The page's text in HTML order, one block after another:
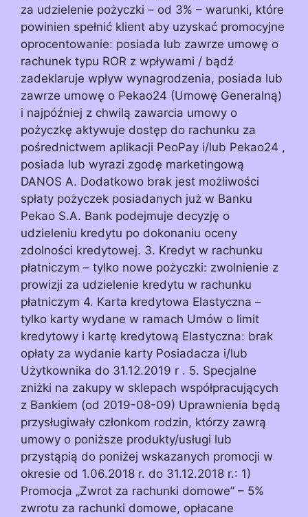
za udzielenie pożyczki – od 3% – warunki, które
powinien spełnić klient aby uzyskać promocyjne
oprocentowanie: posiada lub zawrze umowę o
rachunek typu ROR z wpływami / bądź
zadeklaruje wpływ wynagrodzenia, posiada lub
zawrze umowę o Pekao24 (Umowę Generalną)
i najpóźniej z chwilą zawarcia umowy o
pożyczkę aktywuje dostęp do rachunku za
pośrednictwem aplikacji PeoPay i/lub Pekao24 ,
posiada lub wyrazi zgodę marketingową
DANOS A. Dodatkowo brak jest możliwości
spłaty pożyczek posiadanych już w Banku
Pekao S.A. Bank podejmuje decyzję o
udzieleniu kredytu po dokonaniu oceny
zdolności kredytowej. 3. Kredyt w rachunku
płatniczym – tylko nowe pożyczki: zwolnienie z
prowizji za udzielenie kredytu w rachunku
płatniczym 4. Karta kredytowa Elastyczna –
tylko karty wydane w ramach Umów o limit
kredytowy i kartę kredytową Elastyczna: brak
opłaty za wydanie karty Posiadacza i/lub
Użytkownika do 31.12.2019 r . 5. Specjalne
zniżki na zakupy w sklepach współpracujących
z Bankiem (od 2019-08-09) Uprawnienia będą
przysługiwały członkom rodzin, którzy zawrą
umowy o poniższe produkty/usługi lub
przystąpią do poniżej wskazanych promocji w
okresie od 1.06.2018 r. do 31.12.2018 r.: 1)
Promocja „Zwrot za rachunki domowe” – 5%
zwrotu za rachunki domowe, opłacane